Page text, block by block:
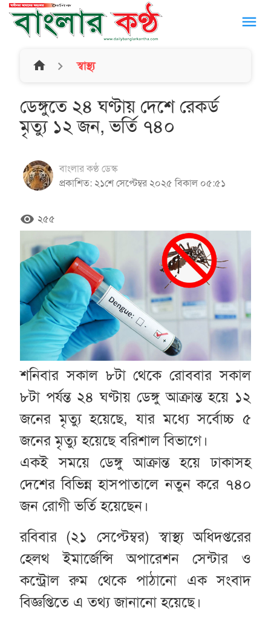
menu
home স্বাস্থ্য
ডেঙ্গুতে ২৪ ঘণ্টায় দেশে রেকর্ড
মৃত্যু ১২ জন, ভর্তি ৭৪০
বাংলার কণ্ঠ ডেস্ক
প্রকাশিত: ২১শে সেপ্টেম্বর ২০২৫ বিকাল ০৫:৫১
remove_red_eye ২৫৫
শনিবার সকাল ৮টা থেকে রোববার সকাল
৮টা পর্যন্ত ২৪ ঘণ্টায় ডেঙ্গু আক্রান্ত হয়ে ১২
জনের মৃত্যু হয়েছে, যার মধ্যে সর্বোচ্চ ৫
জনের মৃত্যু হয়েছে বরিশাল বিভাগে।
একই সময়ে ডেঙ্গু আক্রান্ত হয়ে ঢাকাসহ
দেশের বিভিন্ন হাসপাতালে নতুন করে ৭৪০
জন রোগী ভর্তি হয়েছেন।
রবিবার (২১ সেপ্টেম্বর) স্বাস্থ্য অধিদপ্তরের
হেলথ ইমার্জেন্সি অপারেশন সেন্টার ও
কন্ট্রোল রুম থেকে পাঠানো এক সংবাদ
বিজ্ঞপ্তিতে এ তথ্য জানানো হয়েছে।